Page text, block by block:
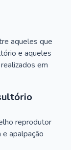
aqueles que
e aqueles
em
reprodutor
apalpação